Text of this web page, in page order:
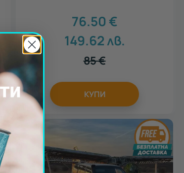
76.50€
149.62лв.
85€
КУПИ